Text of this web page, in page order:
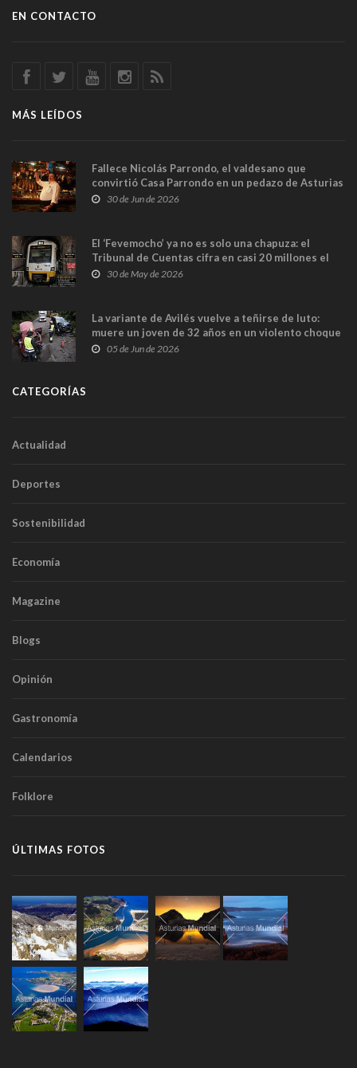
EN CONTACTO
MÁS LEÍDOS
Fallece Nicolás Parrondo, el valdesano que
convirtió Casa Parrondo en un pedazo de Asturias
en Madrid
30 de Jun de 2026
El ‘Fevemocho’ ya no es solo una chapuza: el
Tribunal de Cuentas cifra en casi 20 millones el
sobrecoste de los trenes que no cabían por los
30 de May de 2026
La variante de Avilés vuelve a teñirse de luto:
muere un joven de 32 años en un violento choque
frontal
05 de Jun de 2026
CATEGORÍAS
Actualidad
Deportes
Sostenibilidad
Economía
Magazine
Blogs
Opinión
Gastronomía
Calendarios
Folklore
ÚLTIMAS FOTOS